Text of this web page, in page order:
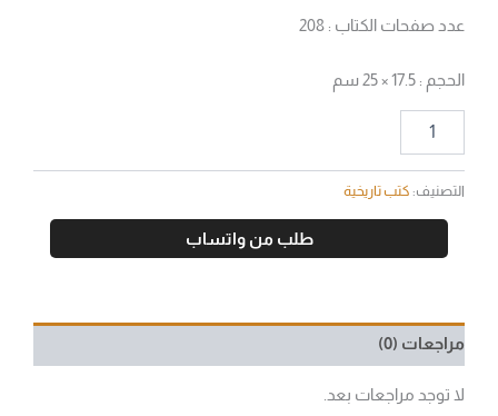
عدد صفحات الكتاب : 208
الحجم : 17.5 × 25 سم
التصنيف: كتب تاريخية
طلب من واتساب
مراجعات (0)
لا توجد مراجعات بعد.